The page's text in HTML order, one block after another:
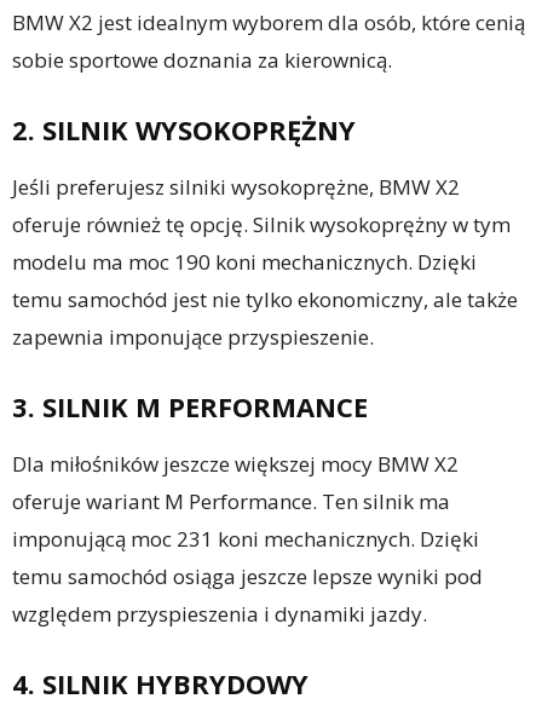
BMW X2 jest idealnym wyborem dla osób, które cenią
sobie sportowe doznania za kierownicą.
2. SILNIK WYSOKOPRĘŻNY
Jeśli preferujesz silniki wysokoprężne, BMW X2
oferuje również tę opcję. Silnik wysokoprężny w tym
modelu ma moc 190 koni mechanicznych. Dzięki
temu samochód jest nie tylko ekonomiczny, ale także
zapewnia imponujące przyspieszenie.
3. SILNIK M PERFORMANCE
Dla miłośników jeszcze większej mocy BMW X2
oferuje wariant M Performance. Ten silnik ma
imponującą moc 231 koni mechanicznych. Dzięki
temu samochód osiąga jeszcze lepsze wyniki pod
względem przyspieszenia i dynamiki jazdy.
4. SILNIK HYBRYDOWY